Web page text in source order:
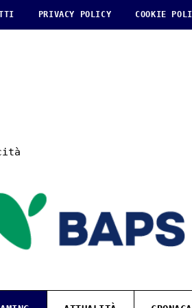
PRIVACY POLICY COOKIE